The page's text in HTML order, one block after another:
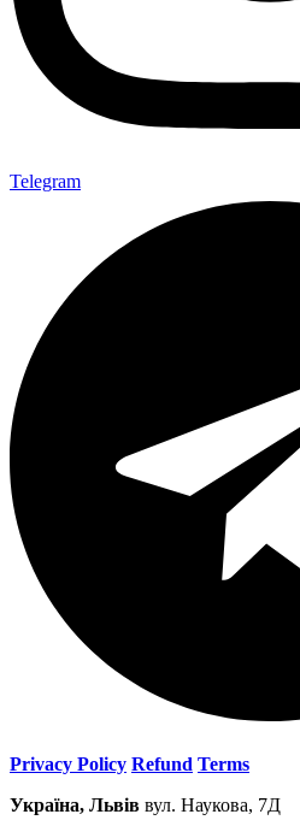
Telegram
Privacy Policy Refund Terms
Україна, Львів вул. Наукова, 7Д